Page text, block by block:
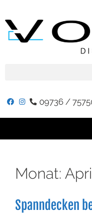
09736 /
Monat:
Spanndecken